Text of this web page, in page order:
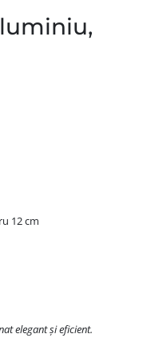
12 cm
elegant și eficient.